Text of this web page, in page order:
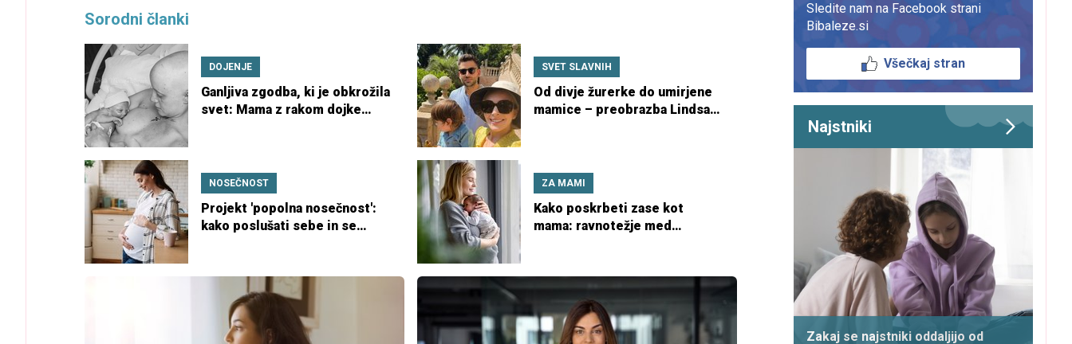
Sorodni članki
DOJENJE
Ganljiva zgodba, ki je obkrožila
svet: Mama z rakom dojke
SVET SLAVNIH
Od divje žurerke do umirjene
mamice – preobrazba Lindsay
NOSEČNOST
Projekt 'popolna nosečnost':
kako poslušati sebe in se
ZA MAMI
Kako poskrbeti zase kot
mama: ravnotežje med
Sledite nam na Facebook strani
Bibaleze.si
Všečkaj stran
Najstniki
Zakaj se najstniki oddaljijo od